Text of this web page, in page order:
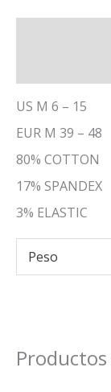
US M 6 –
EUR M 39 –
80% COTTON
17% SPANDEX
3% ELASTIC
Peso